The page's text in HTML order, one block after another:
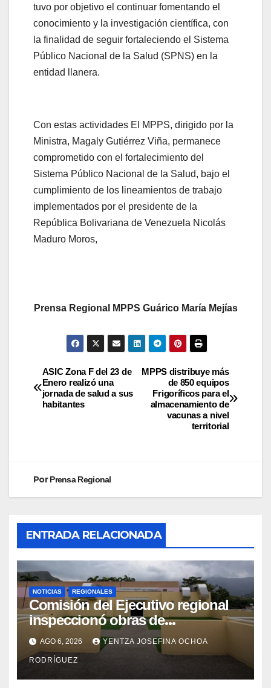
tuvo por objetivo el continuar fomentando el
conocimiento y la investigación científica, con
la finalidad de seguir fortaleciendo el Sistema
Público Nacional de la Salud (SPNS) en la
entidad llanera.
Con estas actividades El MPPS, dirigido por la
Ministra, Magaly Gutiérrez Viña, permanece
comprometido con el fortalecimiento del
Sistema Público Nacional de la Salud, bajo el
cumplimiento de los lineamientos de trabajo
implementados por el presidente de la
República Bolivariana de Venezuela Nicolás
Maduro Moros,
Prensa Regional MPPS Guárico María Mejías
MPPS distribuye más
de 850 equipos
Frigoríficos para el
almacenamiento de
vacunas a nivel
territorial
ASIC Zona F del 23 de
Enero realizó una
jornada de salud a sus
habitantes
PorPrensa Regional
ENTRADA RELACIONADA
NOTICIAS REGIONALES
Comisión del Ejecutivo regional
inspeccionó obras de
recuperación en la Maternidad
Integral Aragua
AGO 6, 2026 YENTZA JOSEFINA OCHOA
RODRÍGUEZ